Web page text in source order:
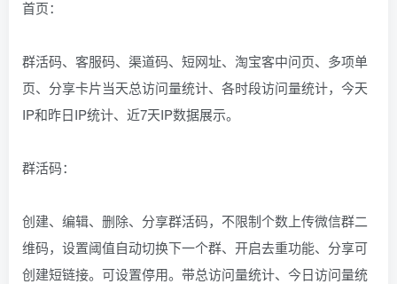
首页：
群活码、客服码、渠道码、短网址、淘宝客中问页、多项单
页、分享卡片当天总访问量统计、各时段访问量统计，今天
IP和昨日IP统计、近7天IP数据展示。
群活码：
创建、编辑、删除、分享群活码，不限制个数上传微信群二
维码，设置阈值自动切换下一个群、开启去重功能、分享可
创建短链接。可设置停用。带总访问量统计、今日访问量统